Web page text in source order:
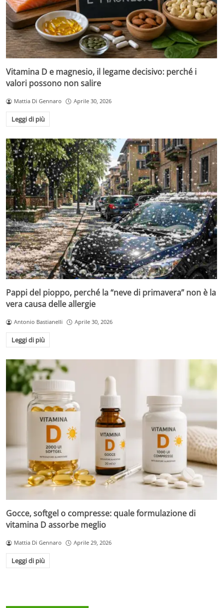
Vitamina D e magnesio, il legame decisivo: perché i
valori possono non salire
Mattia Di Gennaro Aprile 30, 2026
Leggi di più
Pappi del pioppo, perché la “neve di primavera” non è la
vera causa delle allergie
Antonio Bastianelli Aprile 30, 2026
Leggi di più
Gocce, softgel o compresse: quale formulazione di
vitamina D assorbe meglio
Mattia Di Gennaro Aprile 29, 2026
Leggi di più